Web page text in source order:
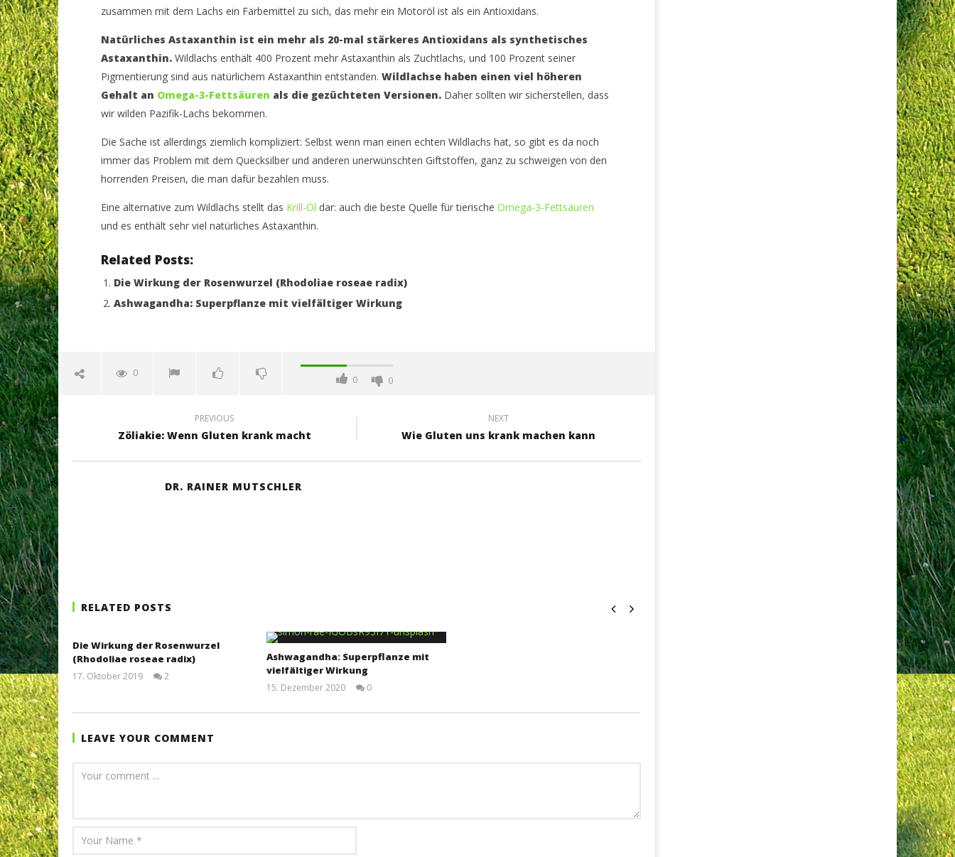
zusammen mit dem Lachs ein Färbemittel zu sich, das mehr ein Motoröl ist als ein Antioxidans.
Natürliches Astaxanthin ist ein mehr als 20-mal stärkeres Antioxidans als synthetisches
Astaxanthin.Wildlachs enthält 400 Prozent mehr Astaxanthin als Zuchtlachs, und 100 Prozent seiner
Pigmentierung sind aus natürlichem Astaxanthin entstanden. Wildlachse haben einen viel höheren
Gehalt an Omega-3-Fettsäuren als die gezüchteten Versionen. Daher sollten wir sicherstellen, dass
wir wilden Pazifik-Lachs bekommen.
Die Sache ist allerdings ziemlich kompliziert: Selbst wenn man einen echten Wildlachs hat, so gibt es da noch
immer das Problem mit dem Quecksilber und anderen unerwünschten Giftstoffen, ganz zu schweigen von den
horrenden Preisen, die man dafür bezahlen muss.
Eine alternative zum Wildlachs stellt das Krill-Öl dar: auch die beste Quelle für tierische Omega-3-Fettsäuren
und es enthält sehr viel natürliches Astaxanthin.
Related Posts:
Die Wirkung der Rosenwurzel (Rhodoliae roseae radix)
Ashwagandha: Superpflanze mit vielfältiger Wirkung
0
0 0
PREVIOUS
Zöliakie: Wenn Gluten krank macht
NEXT
Wie Gluten uns krank machen kann
DR. RAINER MUTSCHLER
RELATED POSTS
Die Wirkung der Rosenwurzel
(Rhodoliae roseae radix)
17. Oktober 2019
Mutschler
2
Ashwagandha: Superpflanze mit
vielfältiger Wirkung
15. Dezember 2020
Rainer
0
LEAVE YOUR COMMENT